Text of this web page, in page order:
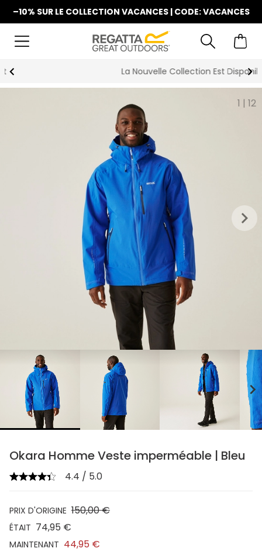
–10% SUR LE COLLECTION VACANCES | CODE: VACANCES
La Nouvelle Collection Est Disponible
1 | 12
keyboard_arrow_right
chevron_right
Okara Homme Veste imperméable | Bleu
4.4 / 5.0
PRIX D'ORIGINE 150,00 €
ÉTAIT 74,95 €
MAINTENANT 44,95 €